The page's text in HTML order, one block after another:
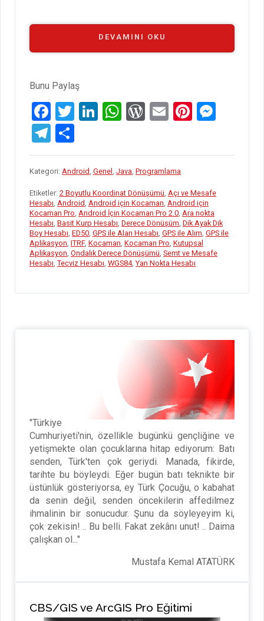
DEVAMINI OKU
Bunu Paylaş
F
a
ce
b
o
o
k
T
tt
er
Li
ke
dI
n
W
at
s
A
p
p
W
d
Pr
es
s
E
ail
Pi
er
t
se
g
T
el
e
gr
a
m
h
ar
e
Kategori: Android, Genel , Java, Programlama
Etiketler: 2 Boyutlu Koordinat Dönüşümü, Açı ve Mesafe
Hesabı, Android, Android için Kocaman, Android için
Kocaman Pro, Android İçin Kocaman Pro 2.0, Ara nokta
Hesabı, Basit Kurp Hesabı, Derece Dönüşüm, Dik Ayak Dik
Boy Hesabı, ED50, GPS ile Alan Hesabı, GPS ile Alım, GPS ile
Aplikasyon, ITRF, Kocaman, Kocaman Pro, Kutupsal
Aplikasyon, Ondalık Derece Dönüşümü, Semt ve Mesafe
Hesabı, Tecviz Hesabı, WGS84, Yan Nokta Hesabı
"Türkiye
Cumhuriyeti'nin, özellikle bugünkü gençliğine ve
yetişmekte olan çocuklarına hitap ediyorum: Batı
senden, Türk'ten çok geriydi. Manada, fikirde,
tarihte bu böyleydi. Eğer bugün batı teknikte bir
üstünlük gösteriyorsa, ey Türk Çocuğu, o kabahat
da senin değil, senden öncekilerin affedilmez
ihmalinin bir sonucudur. Şunu da söyleyeyim ki,
çok zekisin! .. Bu belli. Fakat zekânı unut! .. Daima
çalışkan ol..."
Mustafa Kemal ATATÜRK
CBS/GIS ve ArcGIS Pro Eğitimi